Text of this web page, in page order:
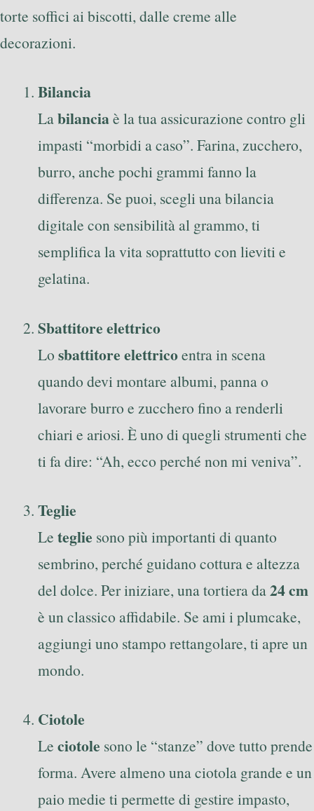
torte soffici ai biscotti, dalle creme alle
decorazioni.
Bilancia
Labilanciaè la tua assicurazione contro gli
impasti “morbidi a caso”. Farina, zucchero,
burro, anche pochi grammi fanno la
differenza. Se puoi, scegli una bilancia
digitale con sensibilità al grammo, ti
semplifica la vita soprattutto con lieviti e
gelatina.
Sbattitore elettrico
Lo sbattitore elettricoentra in scena
quando devi montare albumi, panna o
lavorare burro e zucchero fino a renderli
chiari e ariosi. È uno di quegli strumenti che
ti fa dire: “Ah, ecco perché non mi veniva”.
Teglie
Le teglie sono più importanti di quanto
sembrino, perché guidano cottura e altezza
del dolce. Per iniziare, una tortiera da24 cm
è un classico affidabile. Se ami i plumcake,
aggiungi uno stampo rettangolare, ti apre un
mondo.
Ciotole
Le ciotole sono le “stanze” dove tutto prende
forma. Avere almeno una ciotola grande e un
paio medie ti permette di gestire impasto,